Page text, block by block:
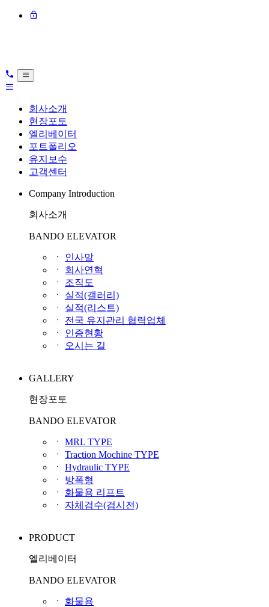
회사소개
현장포토
엘리베이터
포트폴리오
유지보수
고객센터
Company Introduction
회사소개
BANDO ELEVATOR
ㆍ 인사말
ㆍ 회사연혁
ㆍ 조직도
ㆍ 실적(갤러리)
ㆍ 실적(리스트)
ㆍ 전국 유지관리 협력업체
ㆍ 인증현황
ㆍ
오시는 길
GALLERY
현장포토
BANDO ELEVATOR
ㆍ MRL TYPE
ㆍ Traction Mochine TYPE
ㆍ Hydraulic TYPE
ㆍ 방폭형
ㆍ 화물용 리프트
ㆍ 자체검수(검시전)
PRODUCT
엘리베이터
BANDO ELEVATOR
ㆍ 화물용